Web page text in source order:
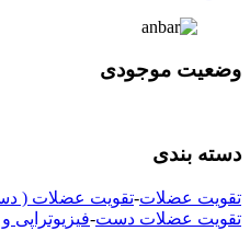
وضعیت موجودی
دسته بندی
تقویت عضلات-تقویت عضلات (
تقویت عضلات دست-فیزیوتراپی